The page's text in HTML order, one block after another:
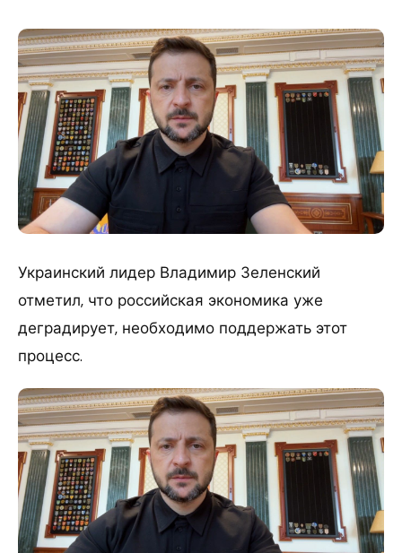
Украинский лидер Владимир Зеленский
отметил, что российская экономика уже
деградирует, необходимо поддержать этот
процесс.